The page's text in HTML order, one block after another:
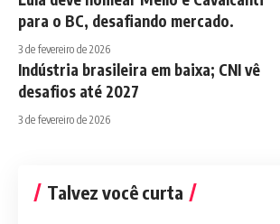
para o BC, desafiando mercado.
3 de fevereiro de 2026
Indústria brasileira em baixa; CNI vê
desafios até 2027
3 de fevereiro de 2026
Talvez você curta